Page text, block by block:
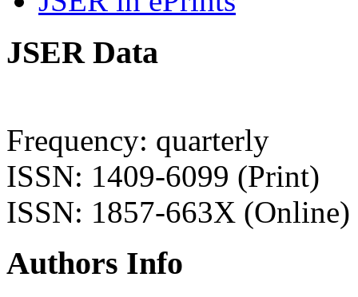
JSER Data
Frequency: quarterly
ISSN: 1409-6099 (Print)
ISSN: 1857-663X (Online)
Authors Info